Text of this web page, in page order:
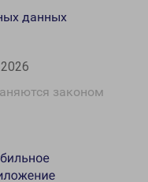
законом
данных